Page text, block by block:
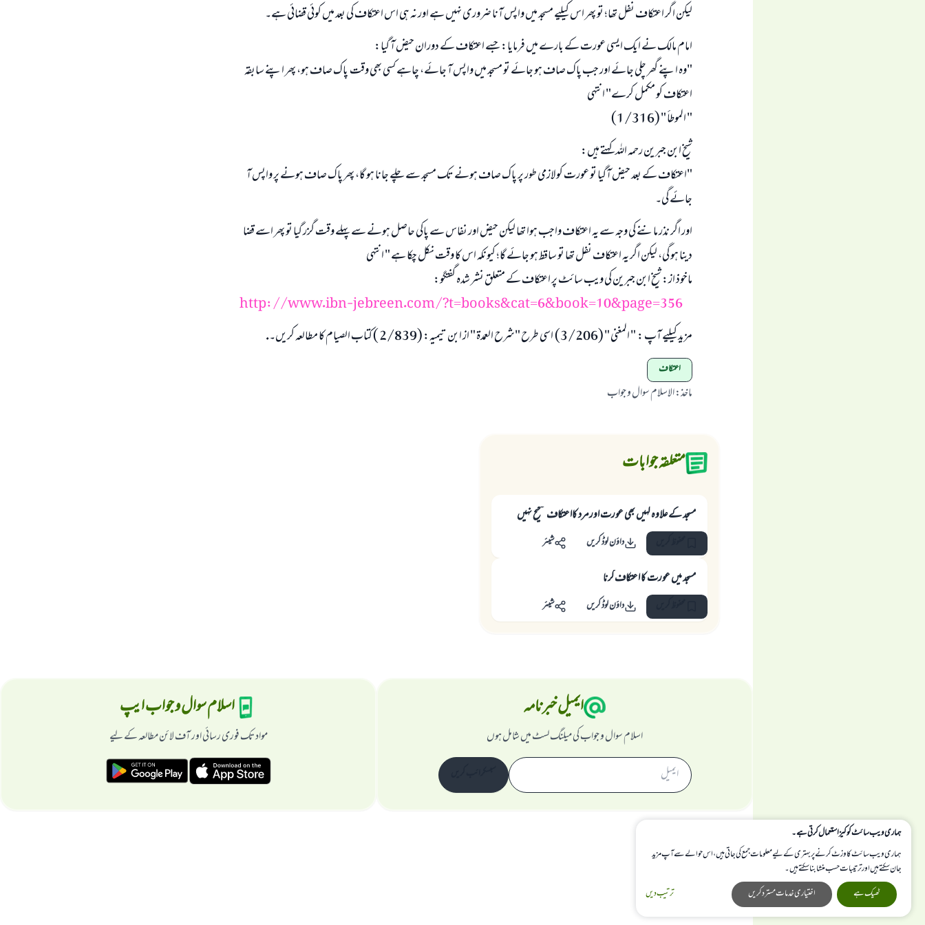
لیکن اگر اعتکاف نفل تھا؛ تو پھر اس کیلیے مسجد میں واپس آنا ضروری نہیں ہے اور نہ ہی اس اعتکاف کی بعد میں کوئی قضائی ہے۔
امام مالک نے ایک ایسی عورت کے بارے میں فرمایا: جسے اعتکاف کے دوران حیض آ گیا:
"وہ اپنے گھر چلی جائے اور جب پاک صاف ہو جائے تو مسجد میں واپس آ جائے، چاہے کسی بھی وقت پاک صاف ہو، پھر اپنے سابقہ
اعتکاف کو مکمل کرے" انتہی
" الموطأ " (1/316)
شیخ ابن جبرین رحمہ اللہ کہتے ہیں:
"اعتکاف کے بعد حیض آگیا تو عورت کو لازمی طور پر پاک صاف ہونے تک مسجد سے چلے جانا ہو گا، پھر پاک صاف ہونے پر واپس آ
جائے گی۔
اور اگر نذر ماننے کی وجہ سے یہ اعتکاف واجب ہوا تھا لیکن حیض اور نفاس سے پاکی حاصل ہونے سے پہلے وقت گزر گیا تو پھر اسے قضا
دینا ہو گی، لیکن اگر یہ اعتکاف نفل تھا تو ساقط ہو جائے گا؛ کیونکہ اس کا وقت نکل چکا ہے " انتہی
ماخوذ از: شیخ ابن جبرین کی ویب سائٹ پر اعتکاف کے متعلق نشر شدہ گفتگو:
http://www.ibn-jebreen.com/?t=books&cat=6&book=10&page=356
مزید کیلیے آپ : " المغنی " (3/206) اسی طرح "شرح العمدة " از ابن تیمیہ: (2/839 ) کتاب الصیام کا مطالعہ کریں۔.
اعتکاف
ماخذ:الاسلام سوال و جواب
متعلقہ جوابات
مسجد کے علاوہ کہیں بھی عورت اورمرد کااعتکاف صحیح نہیں
داؤن لوڈ کریں شیئر
مسجد میں عورت کا اعتکاف کرنا
داؤن لوڈ کریں شیئر
ایمیل خبرنامہ
اسلام سوال و جواب کی میلنگ لسٹ میں شامل ہوں
اسلام سوال و جواب ایپ
مواد تک فوری رسائی اور آف لائن مطالعہ کے لیے
ہماری ویب سائٹ کوکیز استعمال کرتی ہے۔
ہماری ویب سائٹ کا وزٹ کرنے پر بہتری کے لیے معلومات جمع کی جاتی ہیں، اس حوالے سے آپ مزید
جان سکتے ہیں اور ترتیبات حسب منشا بنا سکتے ہیں۔
ترتیب دیں
اختیاری خدمات مسترد کریں ٹھیک ہے